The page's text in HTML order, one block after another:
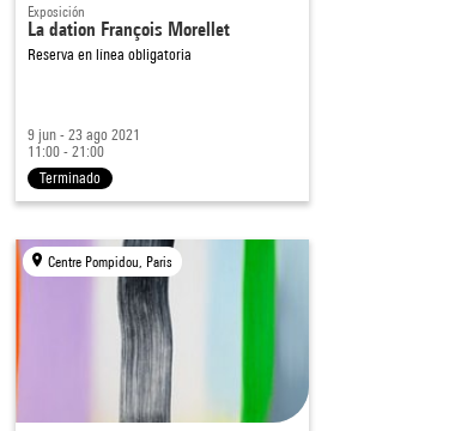
Exposición
La dation François Morellet
Reserva en línea obligatoria
9 jun - 23 ago 2021
11:00 - 21:00
Terminado
Centre Pompidou, Paris